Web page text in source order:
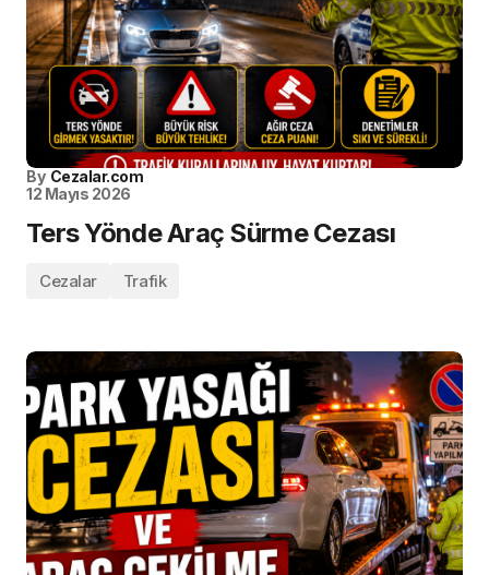
By Cezalar.com
12 Mayıs 2026
Ters Yönde Araç Sürme Cezası
Cezalar Trafik